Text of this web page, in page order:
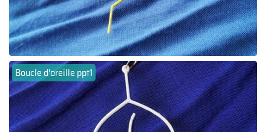
Boucle d'oreille ppt1